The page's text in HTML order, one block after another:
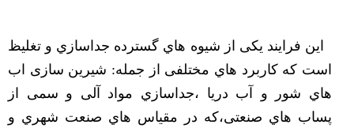
اﯾﻦ ﻓﺮاﯾﻨﺪ ﯾﮑﯽ از ﺷﯿﻮه ﻫﺎي ﮔﺴﺘﺮده ﺟﺪاﺳﺎزي و ﺗﻐﻠﯿﻆ
اﺳﺖ ﮐﻪ ﮐﺎرﺑﺮد ﻫﺎي ﻣﺨﺘﻠﻔﯽ از ﺟﻤﻠﻪ: ﺷﯿﺮﯾﻦ ﺳﺎزی اب
ﻫﺎي ﺷﻮر و آب درﯾﺎ ،ﺟﺪاﺳﺎزي ﻣﻮاد آﻟﯽ و ﺳﻤﯽ از
ﭘﺴﺎب ﻫﺎي ﺻﻨﻌﺘﯽ،ﮐﻪ در ﻣﻘﯿﺎس ﻫﺎي ﺻﻨﻌﺖ ﺷﻬﺮي و